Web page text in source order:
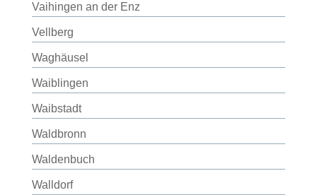
Vaihingen an der Enz
Vellberg
Waghäusel
Waiblingen
Waibstadt
Waldbronn
Waldenbuch
Walldorf